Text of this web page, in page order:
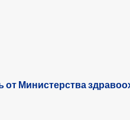
Министерства